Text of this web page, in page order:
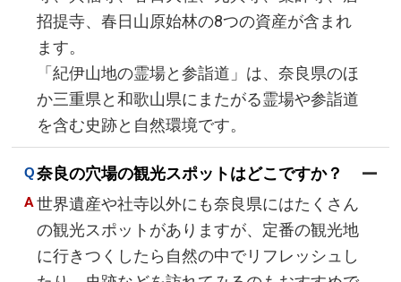
招提寺、春日山原始林の8つの資産が含まれ
ます。
「紀伊山地の霊場と参詣道」は、奈良県のほ
か三重県と和歌山県にまたがる霊場や参詣道
を含む史跡と自然環境です。
奈良の穴場の観光スポットはどこですか？
世界遺産や社寺以外にも奈良県にはたくさん
の観光スポットがありますが、定番の観光地
に行きつくしたら自然の中でリフレッシュし